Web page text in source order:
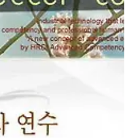
잘 만들어서 볼 만합니다^^ 줄거리
(카이사르)가 클레오파트라와 스핑
풀어나가고 성장해나는 것인가 하
1..